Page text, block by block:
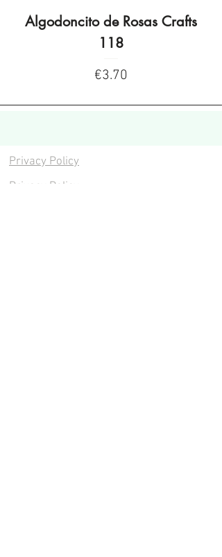
Algodoncito de Rosas Crafts
118
Price
€3.70
Privacy Policy
Privacy Policy